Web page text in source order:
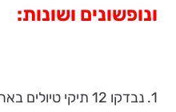
ונופשונים ושונות: